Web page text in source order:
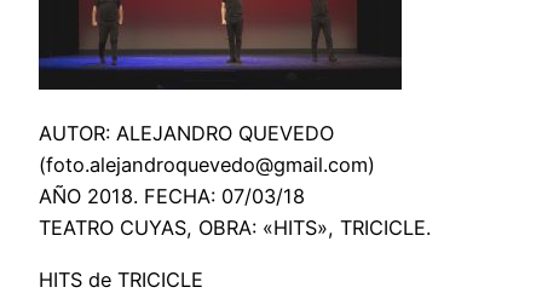
AUTOR: ALEJANDRO QUEVEDO
(foto.alejandroquevedo@gmail.com)
AÑO 2018. FECHA: 07/03/18
TEATRO CUYAS, OBRA: «HITS», TRICICLE.
HITS de TRICICLE